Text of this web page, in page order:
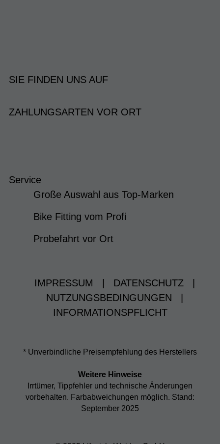
SIE FINDEN UNS AUF
ZAHLUNGSARTEN VOR ORT
Service
Große Auswahl aus Top-Marken
Bike Fitting vom Profi
Probefahrt vor Ort
IMPRESSUM DATENSCHUTZ
NUTZUNGSBEDINGUNGEN
INFORMATIONSPFLICHT
* Unverbindliche Preisempfehlung des Herstellers
Weitere Hinweise
Irrtümer, Tippfehler und technische Änderungen
vorbehalten. Farbabweichungen möglich. Stand:
September 2025